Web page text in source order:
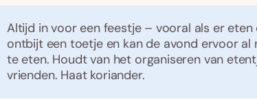
Altijd in voor een feestje – vooral als er eten
ontbijt een toetje en kan de avond ervoor
te eten. Houdt van het organiseren van
vrienden. Haat koriander.